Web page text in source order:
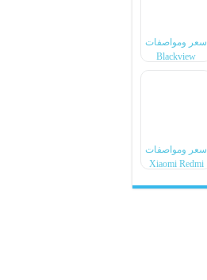
سعر ومواصفات
Blackview
سعر ومواصفات
Xiaomi Redmi
Max